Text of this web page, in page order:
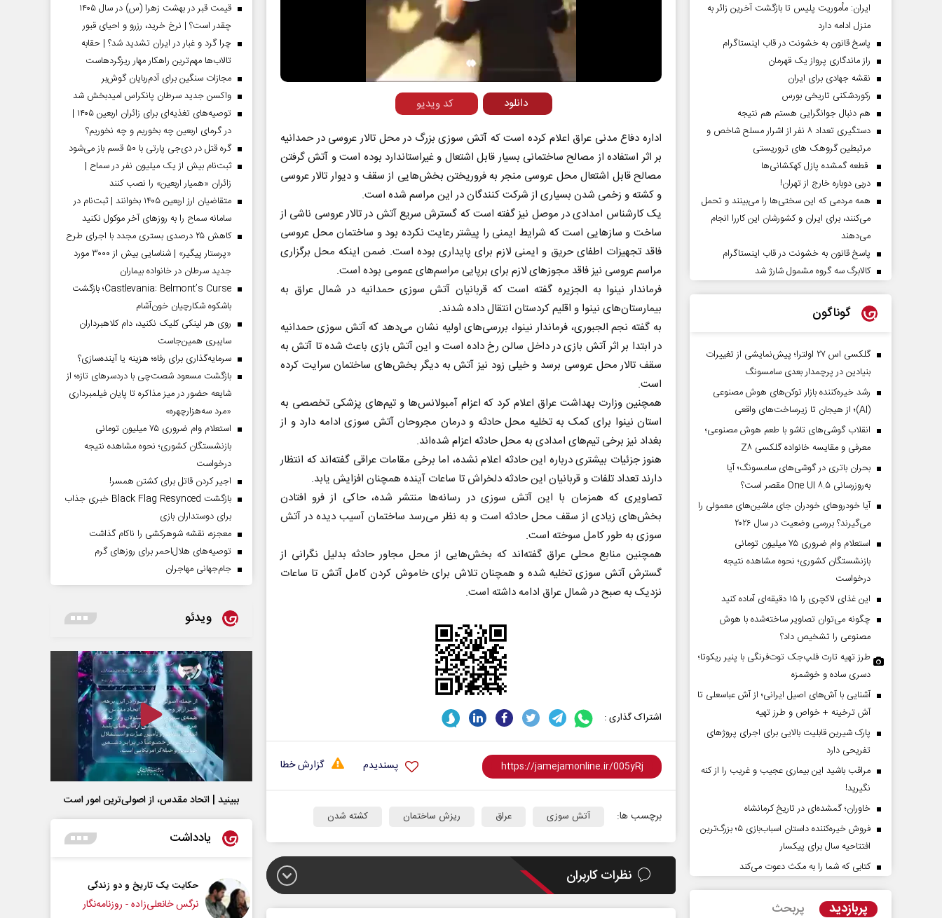
Play
Video
کد ویدیو
دانلود
اداره دفاع مدنی عراق اعلام کرده است که آتش سوزی بزرگ در محل تالار عروسی در حمدانیه
بر اثر استفاده از مصالح ساختمانی بسیار قابل اشتعال و غیراستاندارد بوده است و آتش گرفتن
مصالح قابل اشتعال محل عروسی منجر به فروریختن بخش‌هایی از سقف و دیوار تالار عروسی
و کشته و زخمی شدن بسیاری از شرکت کنندگان در این مراسم شده است.
یک کارشناس امدادی در موصل نیز گفته است که گسترش سریع آتش در تالار عروسی ناشی از
ساخت و سازهایی است که شرایط ایمنی را پیشتر رعایت نکرده بود و ساختمان محل عروسی
فاقد تجهیزات اطفای حریق و ایمنی لازم برای پایداری بوده است. ضمن اینکه محل برگزاری
مراسم عروسی نیز فاقد مجوزهای لازم برای برپایی مراسم‌های عمومی بوده است.
فرماندار نینوا به الجزیره گفته است که قربانیان آتش سوزی حمدانیه در شمال عراق به
بیمارستان‌های نینوا و اقلیم کردستان انتقال داده شدند.
به گفته نجم الجبوری، فرماندار نینوا، بررسی‌های اولیه نشان می‌دهد که آتش سوزی حمدانیه
در ابتدا بر اثر آتش بازی در داخل سالن رخ داده است و این آتش بازی باعث شده تا آتش به
سقف تالار محل عروسی برسد و خیلی زود نیز آتش به دیگر بخش‌های ساختمان سرایت کرده
است.
همچنین وزارت بهداشت عراق اعلام کرد که اعزام آمبولانس‌ها و تیم‌های پزشکی تخصصی به
استان نینوا برای کمک به تخلیه محل حادثه و درمان مجروحان آتش سوزی ادامه دارد و از
بغداد نیز برخی تیم‌های امدادی به محل حادثه اعزام شده‌اند.
هنوز جزئیات بیشتری درباره این حادثه اعلام نشده، اما برخی مقامات عراقی گفته‌اند که انتظار
دارند تعداد تلفات و قربانیان این حادثه دلخراش تا ساعات آینده همچنان افزایش یابد.
تصاویری که همزمان با این آتش سوزی در رسانه‌ها منتشر شده، حاکی از فرو افتادن
بخش‌های زیادی از سقف محل حادثه است و به نظر می‌رسد ساختمان آسیب دیده در آتش
سوزی به طور کامل سوخته است.
همچنین منابع محلی عراق گفته‌اند که بخش‌هایی از محل مجاور حادثه بدلیل نگرانی از
گسترش آتش سوزی تخلیه شده و همچنان تلاش برای خاموش کردن کامل آتش تا ساعات
نزدیک به صبح در شمال عراق ادامه داشته است.
اشتراک گذاری :
گزارش خطا پسندیدم
برچسب ها: آتش سوزی عراق ریزش ساختمان کشته شدن
نظرات کاربران
ایران­: مأموریت پلیس تا بازگشت آخرین زائر به
منزل ادامه دارد
پاسخ قانون به خشونت در قاب اینستاگرام
راز ماندگاری پرواز یک قهرمان
نقشه جهادی برای ایران
رکوردشکنی تاریخی بورس
هم دنبال جوانگرایی هستم هم نتیجه
دستگیری تعداد ۸ نفر از اشرار مسلح شاخص و
مرتبطین گروهک های تروریستی
قطعه گمشده پازل کهکشانی‌ها
دربی دوباره خارج از تهران!
همه مردمی که این سختی‌ها را می‌بینند و تحمل
می‌کنند، برای ایران و کشورشان این کاررا انجام
می‌دهند
پاسخ قانون به خشونت در قاب اینستاگرام
کالابرگ سه گروه مشمول شارژ شد
گوناگون
گلکسی اس ۲۷ اولترا؛ پیش‌نمایشی از تغییرات
بنیادین در پرچمدار بعدی سامسونگ
رشد خیره‌کننده بازار توکن‌های هوش مصنوعی
(AI)؛ از هیجان تا زیرساخت‌های واقعی
انقلاب گوشی‌های تاشو‌ با طعم هوش مصنوعی؛
معرفی و مقایسه خانواده گلکسی Z۸
بحران باتری در گوشی‌های سامسونگ؛ آیا
به‌روزرسانی One UI ۸.۵ مقصر است؟
آیا خودروهای خودران جای ماشین‌های معمولی را
می‌گیرند؟ بررسی وضعیت در سال ۲۰۲۶
استعلام وام ضروری ۷۵ میلیون تومانی
بازنشستگان کشوری؛ نحوه مشاهده نتیجه
درخواست
این غذای لاکچری را ۱۵ دقیقه‌ای آماده کنید
چگونه می‌توان تصاویر ساخته‌شده با هوش
مصنوعی را تشخیص داد؟
طرز تهیه تارت فلپ‌جک توت‌فرنگی با پنیر ریکوتا؛
دسری ساده و خوشمزه
آشنایی با آش‌های اصیل ایرانی؛ از آش عباسعلی تا
آش ترخینه + خواص و طرز تهیه
پارک شیرین قابلیت‌ بالایی برای اجرای پروژهای
تفریحی دارد
مراقب باشید این بیماری عجیب و غریب را از کنه
نگیرید!
خاوران؛ گمشده‌ای در تاریخ کرمانشاه
فروش خیره‌کننده داستان اسباب‌بازی ۵؛ بزرگ‌ترین
افتتاحیه سال برای پیکسار
کتابی که شما را به مکث دعوت می‌کند
پربازدید پربحث
قیمت قبر در بهشت زهرا (س) در سال ۱۴۰۵
چقدر است؟ | نرخ خرید، رزرو و احیای قبور
چرا گرد و غبار در ایران تشدید شد؟ | حقابه
تالاب‌ها مهم‌ترین راهکار مهار ریزگردهاست
مجازات سنگین برای آدم‌ربایان گوش‌بر
واکسن جدید سرطان پانکراس امیدبخش شد
توصیه‌های تغذیه‌ای برای زائران اربعین ۱۴۰۵ |
در گرمای اربعین چه بخوریم و چه نخوریم؟
گره قتل در دی‌جی پارتی با ۵۰ قسم باز می‌شود
ثبت‌نام بیش از یک میلیون نفر در سماح |
زائران «همیار اربعین» را نصب کنند
متقاضیان ارز اربعین ۱۴۰۵ بخوانند | ثبت‌نام در
سامانه سماح را به روز‌های آخر موکول نکنید
کاهش ۲۵ درصدی بستری مجدد با اجرای طرح
«پرستار پیگیر» | شناسایی بیش از ۳۰۰۰ مورد
جدید سرطان در خانواده بیماران
Castlevania: Belmont’s Curse؛ بازگشت
باشکوه شکارچیان خون‌آشام
روی هر لینکی کلیک نکنید، دام کلاهبرداران
سایبری همین‌جاست
سرمایه‌گذاری برای رفاه؛ هزینه یا آینده‌سازی؟
بازگشت مسعود شصت‌چی با دردسر‌های تازه؛ از
شایعه حضور در میز مذاکره تا پایان فیلمبرداری
«مرد سه‌هزارچهره»
استعلام وام ضروری ۷۵ میلیون تومانی
بازنشستگان کشوری؛ نحوه مشاهده نتیجه
درخواست
اجیر کردن قاتل برای کشتن همسر!
بازگشت Black Flag Resynced خبری جذاب
برای دوستداران بازی
معجزه، نقشه شوهرکشی را ناکام گذاشت
توصیه‌های هلال‌احمر برای روز‌های گرم
جام‌جهانی مهاجران
ویدئو
ببینید | اتحاد مقدس، از اصولی‌ترین امور است
یادداشت
ادعا‌های خلاف واقع آمریکا
اربعین نماد مقاومت در برابر
از باتلاق انرژی تا بن‌بست ترامپ حکایت یک تاریخ و دو زندگی
نرگس خانعلی‌زاده - روزنامه‌نگار
چرایی عقب‌نشینی ترامپ؟